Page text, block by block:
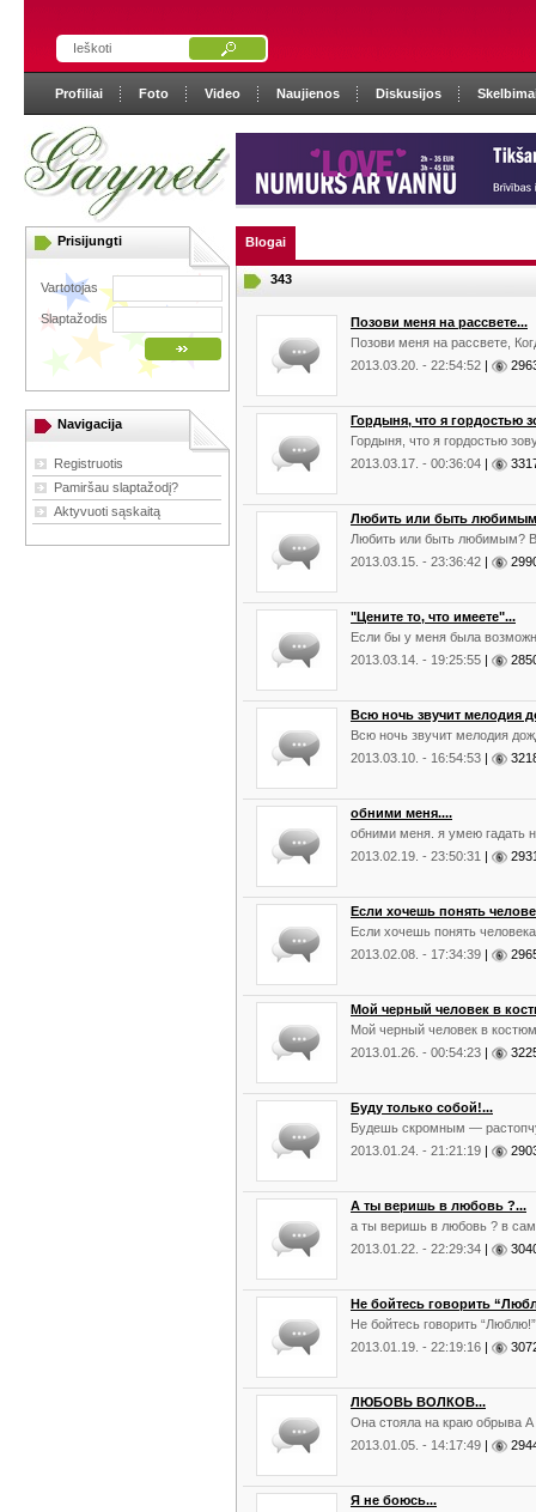
Profiliai Foto Video Naujienos Diskusijos
Prisijungti
Vartotojas
Slaptažodis
Navigacija
Registruotis
Pamiršau slaptažodį?
Aktyvuoti sąskaitą
Blogai
343
Позови меня на рассвете...
Позови меня на рассвете,
2013.03.20. - 22:54:52 |
Гордыня, что я гордостью
Гордыня, что я гордостью
2013.03.17. - 00:36:04 |
Любить или быть
Любить или быть любимым?
2013.03.15. - 23:36:42 |
"Цените то, что имеете"...
Если бы у меня была
2013.03.14. - 19:25:55 |
Всю ночь звучит мелодия
Всю ночь звучит мелодия
2013.03.10. - 16:54:53 |
обними меня....
обними меня. я умею гадать
2013.02.19. - 23:50:31 |
Если хочешь понять
Если хочешь понять
2013.02.08. - 17:34:39 |
Мой черный человек в
Мой черный человек в
2013.01.26. - 00:54:23 |
Буду только собой!...
Будешь скромным —
2013.01.24. - 21:21:19 |
A ты веришь в любовь ?...
а ты веришь в любовь ? в
2013.01.22. - 22:29:34 |
Не бойтесь говорить
Не бойтесь говорить
2013.01.19. - 22:19:16 |
ЛЮБОВЬ ВОЛКОВ...
Она стояла на краю обрыва
2013.01.05. - 14:17:49 |
Я не боюсь...